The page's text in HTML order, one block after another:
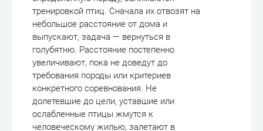
тренировкой птиц. Сначала их отвозят на
небольшое расстояние от дома и
выпускают, задача — вернуться в
голубятню. Расстояние постепенно
увеличивают, пока не доведут до
требования породы или критериев
конкретного соревнования. Не
долетевшие до цели, уставшие или
ослабленные птицы жмутся к
человеческому жилью, залетают в